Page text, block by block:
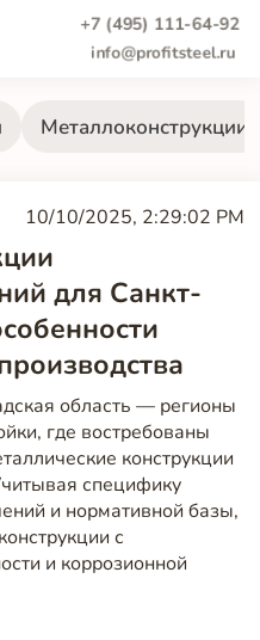
+7 (495) 111-64-92
info@profitsteel.ru
Металлоконструкции
10/10/2025, 2:29:02 PM
для Санкт-
область — регионы
где востребованы
конструкции
специфику
и нормативной базы,
с
и коррозионной